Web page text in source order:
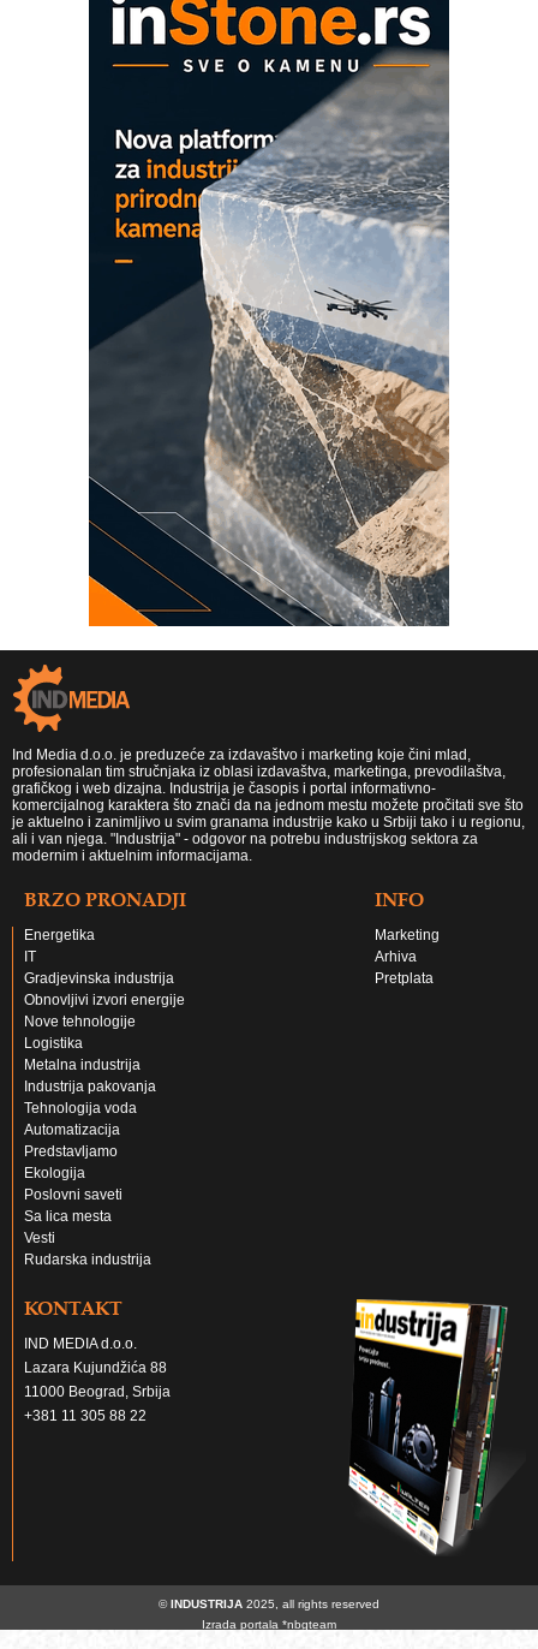
Proizvodnja iC7 Hybrid 1500 VDC
mrežnog pretvarača sa tečnim
hlađenjem
Ind Media d.o.o. je preduzeće za izdavaštvo i marketing koje čini mlad,
profesionalan tim stručnjaka iz oblasi izdavaštva, marketinga, prevodilaštva,
grafičkog i web dizajna. Industrija je časopis i portal informativno-
komercijalnog karaktera što znači da na jednom mestu možete pročitati sve što
je aktuelno i zanimljivo u svim granama industrije kako u Srbiji tako i u regionu,
ali i van njega. "Industrija" - odgovor na potrebu industrijskog sektora za
modernim i aktuelnim informacijama.
BRZO PRONADJI
Energetika
IT
Gradjevinska industrija
Obnovljivi izvori energije
Nove tehnologije
Logistika
Metalna industrija
Industrija pakovanja
Tehnologija voda
Automatizacija
Predstavljamo
Ekologija
Poslovni saveti
Sa lica mesta
Vesti
Rudarska industrija
INFO
Marketing
Arhiva
Pretplata
KONTAKT
IND MEDIA d.o.o.
Lazara Kujundžića 88
11000 Beograd, Srbija
+381 11 305 88 22
©INDUSTRIJA 2025, all rights reserved
Izrada portala *nbgteam